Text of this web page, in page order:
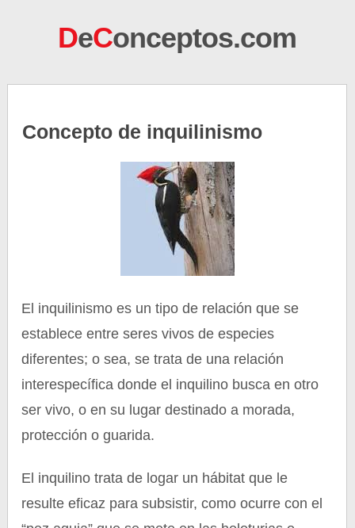
DeConceptos.com
Concepto de inquilinismo
El inquilinismo es un tipo de relación que se
establece entre seres vivos de especies
diferentes; o sea, se trata de una relación
interespecífica donde el inquilino busca en otro
ser vivo, o en su lugar destinado a morada,
protección o guarida.
El inquilino trata de logar un hábitat que le
resulte eficaz para subsistir, como ocurre con el